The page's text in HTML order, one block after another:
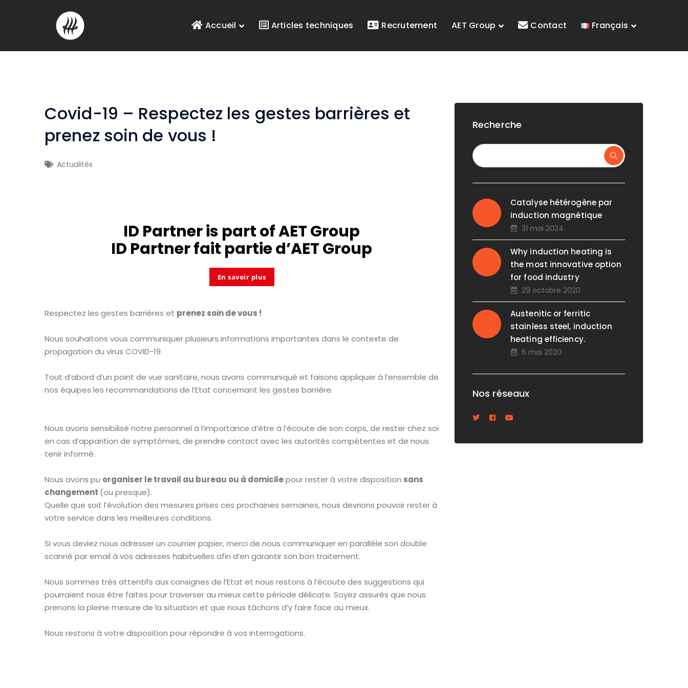
Accueil Articles techniques Recrutement AET Group Contact Français
Covid-19 – Respectez les gestes barrières et
prenez soin de vous !
Actualités
ID Partner is part ofAET Group
ID Partner fait partie d’AET Group
En savoir plus
Respectez les gestes barrières et prenez soin de vous !
Nous souhaitons vous communiquer plusieurs informations importantes dans le contexte de
propagation du virus COVID-19.
Tout d’abord d’un point de vue sanitaire, nous avons communiqué et faisons appliquer à l’ensemble de
nos équipes les recommandations de l’Etat concernant les gestes barrière.
Nous avons sensibilisé notre personnel à l’importance d’être à l’écoute de son corps, de rester chez soi
en cas d’apparition de symptômes, de prendre contact avec les autorités compétentes et de nous
tenir informé.
Nous avons pu organiser le travail au bureau ou à domicilepour rester à votre disposition sans
changement (ou presque).
Quelle que soit l’évolution des mesures prises ces prochaines semaines, nous devrions pouvoir rester à
votre service dans les meilleures conditions.
Si vous deviez nous adresser un courrier papier, merci de nous communiquer en parallèle son double
scanné par email à vos adresses habituelles afin d’en garantir son bon traitement.
Nous sommes très attentifs aux consignes de l’Etat et nous restons à l’écoute des suggestions qui
pourraient nous être faites pour traverser au mieux cette période délicate. Soyez assurés que nous
prenons la pleine mesure de la situation et que nous tâchons d’y faire face au mieux.
Nous restons à votre disposition pour répondre à vos interrogations.
Recherche
Catalyse hétérogène par
induction magnétique
31 mai 2024
Why induction heating is
the most innovative option
for food industry
29 octobre 2020
Austenitic or ferritic
stainless steel, induction
heating efficiency.
6 mai 2020
Nos réseaux